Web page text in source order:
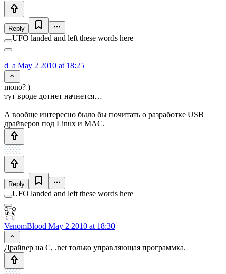
Reply
UFO landed and left these words here
d_a May 2 2010 at 18:25
mono? )
тут вроде дотнет начнется…
А вообще интересно было бы почитать о разработке USB
драйверов под Linux и MAC.
Reply
UFO landed and left these words here
VenomBlood May 2 2010 at 18:30
Драйвер на C, .net только управляющая программка.